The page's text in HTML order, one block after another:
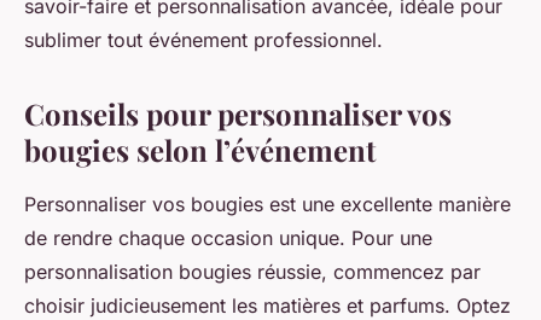
savoir-faire et personnalisation avancée, idéale pour
sublimer tout événement professionnel.
Conseils pour personnaliser vos
bougies selon l’événement
Personnaliser vos bougies est une excellente manière
de rendre chaque occasion unique. Pour une
personnalisation bougies réussie, commencez par
choisir judicieusement les matières et parfums. Optez